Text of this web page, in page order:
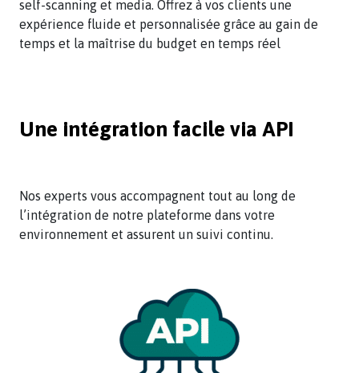
self-scanning et media. Offrez à vos clients une
expérience fluide et personnalisée grâce au gain de
temps et la maîtrise du budget en temps réel
Une intégration facile via API
Nos experts vous accompagnent tout au long de
l’intégration de notre plateforme dans votre
environnement et assurent un suivi continu.